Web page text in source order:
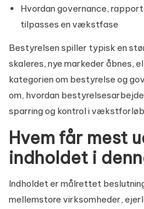
Hvordan governance,
tilpasses en vækstfase
Bestyrelsen spiller typisk en
skaleres, nye markeder åbnes,
kategorien om bestyrelse og
om, hvordan
sparring og kontrol i
Hvem får mest
indholdet i
Indholdet er målrettet
mellemstore virksomheder,